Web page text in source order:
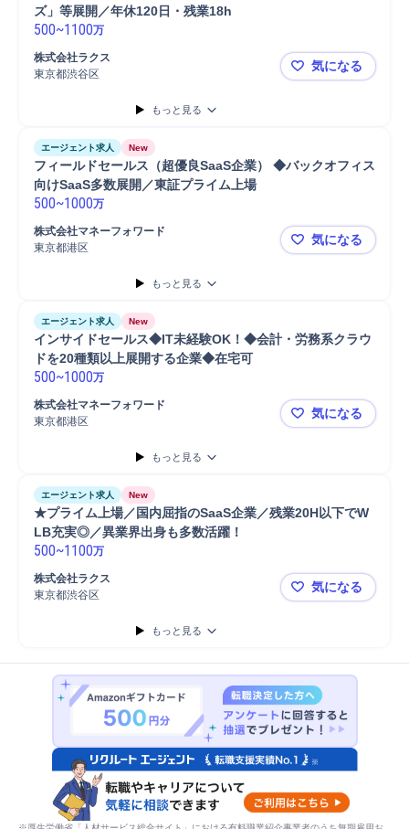
500~1100万
株式会社ラクス
東京都渋谷区
【業界未経
気になる
もっと見る
エージェント求人 New
フィールドセールス（超優良SaaS企業） ◆バックオフィス
500~1000万
株式会社マネーフォワード
東京都港区
フィールド
気になる
もっと見る
エージェント求人 New
インサイドセールス◆IT未経験OK！◆会計・労務系クラウ
500~1000万
株式会社マネーフォワード
東京都港区
インサイド
気になる
もっと見る
エージェント求人 New
★プライム上場／国内屈指のSaaS企業／残業20H以下でW
500~1100万
株式会社ラクス
東京都渋谷区
★プライム
気になる
もっと見る